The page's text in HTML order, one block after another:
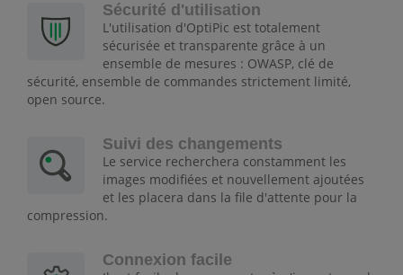
Sécurité d'utilisation
L'utilisation d'OptiPic est totalement
sécurisée et transparente grâce à un
ensemble de mesures : OWASP, clé de
sécurité, ensemble de commandes strictement limité,
open source.
Suivi des changements
Le service recherchera constamment les
images modifiées et nouvellement ajoutées
et les placera dans la file d'attente pour la
compression.
Connexion facile